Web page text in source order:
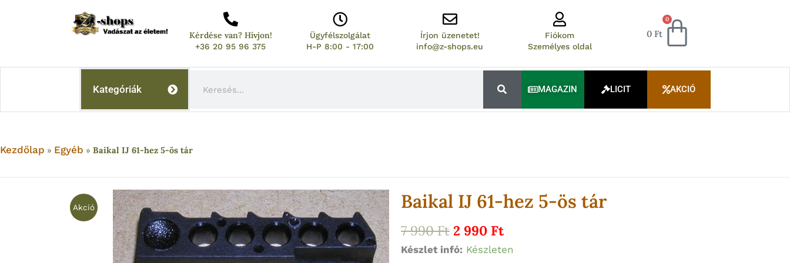
Kérdése van? Hívjon!
+36 20 95 96 375
Ügyfélszolgálat
H-P 8:00 - 17:00
Írjon üzenetet!
info@z-shops.eu
Fiókom
Személyes oldal
0 Ft
0
Kosár
Kategóriák MAGAZIN LICIT AKCIÓ
Kezdőlap » Egyéb » Baikal IJ 61-hez 5-ös tár
Akció Baikal IJ 61-hez 5-ös tár
7 990Ft Original
price
2 990 FtCurrent
price
Készlet infó: Készleten
Baikal